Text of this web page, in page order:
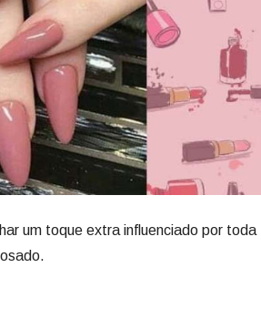
um toque extra influenciado por toda